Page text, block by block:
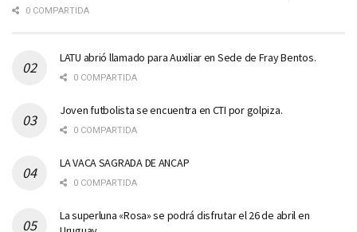
0 COMPARTIDA
LATU abrió llamado para Auxiliar en Sede de Fray Bentos.
0 COMPARTIDA
Joven futbolista se encuentra en CTI por golpiza.
0 COMPARTIDA
LA VACA SAGRADA DE ANCAP
0 COMPARTIDA
La superluna «Rosa» se podrá disfrutar el 26 de abril en